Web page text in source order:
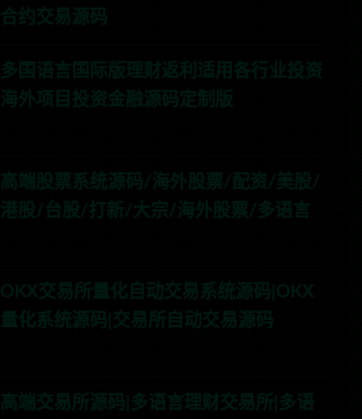
合约交易源码
多国语言国际版理财返利适用各行业投资
海外项目投资金融源码定制版
高端股票系统源码/海外股票/配资/美股/
港股/台股/打新/大宗/海外股票/多语言
OKX交易所量化自动交易系统源码|OKX
量化系统源码|交易所自动交易源码
高端交易所源码|多语言理财交易所|多语